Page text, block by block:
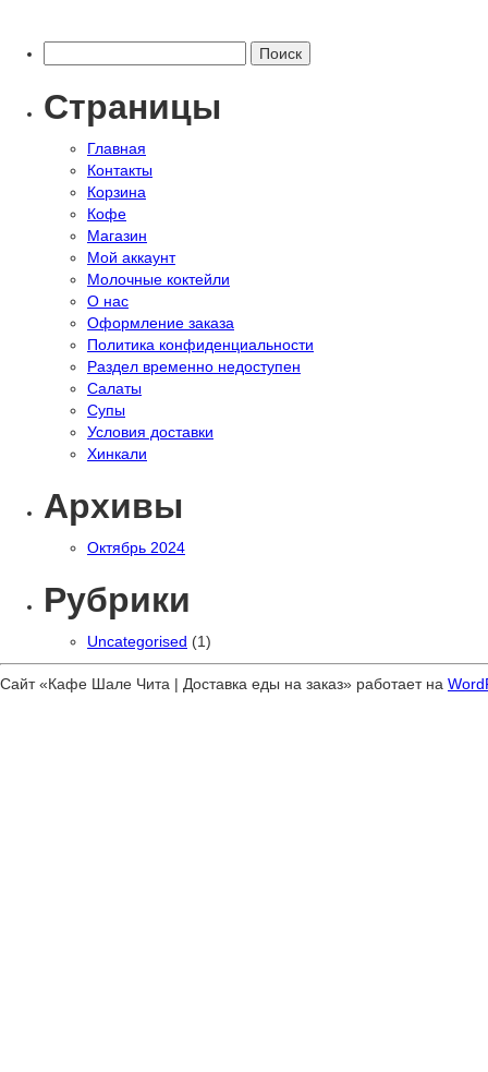
Страницы
Главная
Контакты
Корзина
Кофе
Магазин
Мой аккаунт
Молочные коктейли
О нас
Оформление заказа
Политика конфиденциальности
Раздел временно недоступен
Салаты
Супы
Условия доставки
Хинкали
Архивы
Октябрь 2024
Рубрики
Uncategorised (1)
Сайт «Кафе Шале Чита | Доставка еды на заказ» работает на